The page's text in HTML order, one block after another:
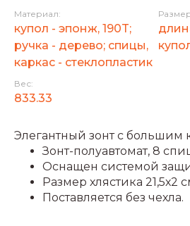
Материал:
купол - эпонж, 190T;
ручка - дерево; спицы,
каркас - стеклопластик
Вес:
833.33
Элегантный зонт с большим
Зонт-полуавтомат, 8
Оснащен системой
Размер хлястика 21,5х2
Поставляется без чехла.